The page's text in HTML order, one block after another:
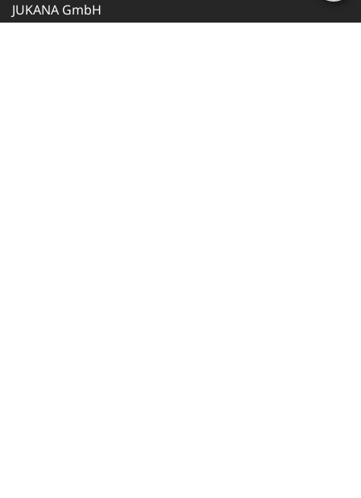
JUKANA GmbH